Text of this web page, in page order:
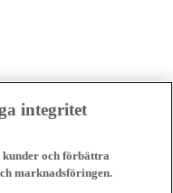
integritet
och förbättra
marknadsföringen.